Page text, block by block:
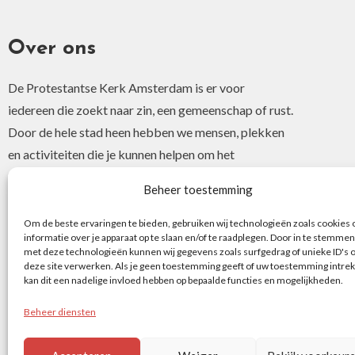
Beheer toestemming
Om de beste ervaringen te bieden, gebruiken wij technologieën zoals cookies
informatie over je apparaat op te slaan en/of te raadplegen. Door in te stemmen
met deze technologieën kunnen wij gegevens zoals surfgedrag of unieke ID's
deze site verwerken. Als je geen toestemming geeft of uw toestemming
kan dit een nadelige invloed hebben op bepaalde functies en mogelijkheden.
Beheer diensten
Over ons
De Protestantse Kerk Amsterdam is er voor
iedereen die zoekt naar zin, een gemeenschap of rust.
Door de hele stad heen hebben we mensen, plekken
en activiteiten die je kunnen helpen om het
christelijke geloof of je interesse hierin te ontdekken.